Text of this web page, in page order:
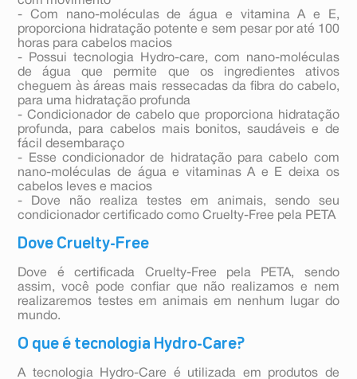
- Com nano-moléculas de água e vitamina A e E,
proporciona hidratação potente e sem pesar por até 100
horas para cabelos macios
- Possui tecnologia Hydro-care, com nano-moléculas
de água que permite que os ingredientes ativos
cheguem às áreas mais ressecadas da fibra do cabelo,
para uma hidratação profunda
- Condicionador de cabelo que proporciona hidratação
profunda, para cabelos mais bonitos, saudáveis e de
fácil desembaraço
- Esse condicionador de hidratação para cabelo com
nano-moléculas de água e vitaminas A e E deixa os
cabelos leves e macios
- Dove não realiza testes em animais, sendo seu
condicionador certificado como Cruelty-Free pela PETA
Dove Cruelty-Free
Dove é certificada Cruelty-Free pela PETA, sendo
assim, você pode confiar que não realizamos e nem
realizaremos testes em animais em nenhum lugar do
mundo.
O que é tecnologia Hydro-Care?
A tecnologia Hydro-Care é utilizada em produtos de